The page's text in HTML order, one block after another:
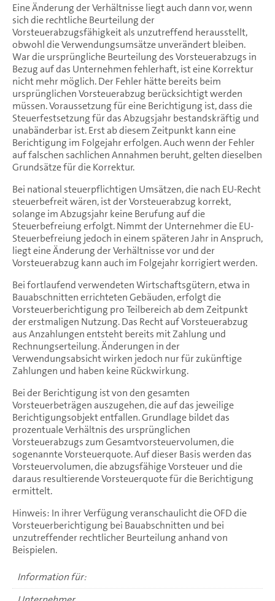
Eine Änderung der Verhältnisse liegt auch dann vor, wenn
sich die rechtliche Beurteilung der
Vorsteuerabzugsfähigkeit als unzutreffend herausstellt,
obwohl die Verwendungsumsätze unverändert bleiben.
War die ursprüngliche Beurteilung des Vorsteuerabzugs in
Bezug auf das Unternehmen fehlerhaft, ist eine Korrektur
nicht mehr möglich. Der Fehler hätte bereits beim
ursprünglichen Vorsteuerabzug berücksichtigt werden
müssen. Voraussetzung für eine Berichtigung ist, dass die
Steuerfestsetzung für das Abzugsjahr bestandskräftig und
unabänderbar ist. Erst ab diesem Zeitpunkt kann eine
Berichtigung im Folgejahr erfolgen. Auch wenn der Fehler
auf falschen sachlichen Annahmen beruht, gelten dieselben
Grundsätze für die Korrektur.
Bei national steuerpflichtigen Umsätzen, die nach EU-Recht
steuerbefreit wären, ist der Vorsteuerabzug korrekt,
solange im Abzugsjahr keine Berufung auf die
Steuerbefreiung erfolgt. Nimmt der Unternehmer die EU-
Steuerbefreiung jedoch in einem späteren Jahr in Anspruch,
liegt eine Änderung der Verhältnisse vor und der
Vorsteuerabzug kann auch im Folgejahr korrigiert werden.
Bei fortlaufend verwendeten Wirtschaftsgütern, etwa in
Bauabschnitten errichteten Gebäuden, erfolgt die
Vorsteuerberichtigung pro Teilbereich ab dem Zeitpunkt
der erstmaligen Nutzung. Das Recht auf Vorsteuerabzug
aus Anzahlungen entsteht bereits mit Zahlung und
Rechnungserteilung. Änderungen in der
Verwendungsabsicht wirken jedoch nur für zukünftige
Zahlungen und haben keine Rückwirkung.
Bei der Berichtigung ist von den gesamten
Vorsteuerbeträgen auszugehen, die auf das jeweilige
Berichtigungsobjekt entfallen. Grundlage bildet das
prozentuale Verhältnis des ursprünglichen
Vorsteuerabzugs zum Gesamtvorsteuervolumen, die
sogenannte Vorsteuerquote. Auf dieser Basis werden das
Vorsteuervolumen, die abzugsfähige Vorsteuer und die
daraus resultierende Vorsteuerquote für die Berichtigung
ermittelt.
Hinweis: In ihrer Verfügung veranschaulicht die OFD die
Vorsteuerberichtigung bei Bauabschnitten und bei
unzutreffender rechtlicher Beurteilung anhand von
Beispielen.
Information für: